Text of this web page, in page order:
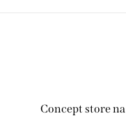
Concept store